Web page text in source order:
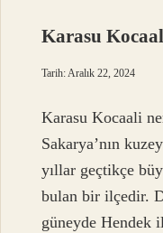
Karasu
Tarih: Aralık 22, 2024
Karasu Kocaali
Sakarya’nın
yıllar geçtikçe
bulan bir ilçedir.
güneyde Hendek